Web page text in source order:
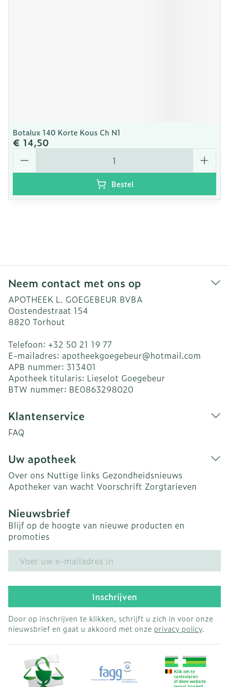
Botalux 140 Korte Kous Ch N1
€ 14,50
Aantal
Bestel
Neem contact met ons op
APOTHEEK L. GOEGEBEUR BVBA
Oostendestraat 154
8820 Torhout
Telefoon: +32 50 21 19 77
E-mailadres: apotheekgoegebeur@hotmail.com
APB nummer: 313401
Apotheek titularis: Lieselot Goegebeur
BTW nummer: BE0863298020
Klantenservice
FAQ
Uw apotheek
Over ons Nuttige links Gezondheidsnieuws
Apotheker van wacht Voorschrift Zorgtarieven
Nieuwsbrief
Blijf op de hoogte van nieuwe producten en
promoties
Inschrijven
Door op inschrijven te klikken, schrijft u zich in voor onze
nieuwsbrief en gaat u akkoord met onze privacy policy.